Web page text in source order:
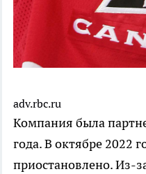
adv.rbc.ru
Компания была
года. В октябре 2022
приостановлено. Из-